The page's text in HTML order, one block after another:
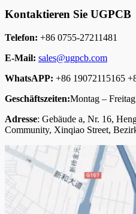
Kontaktieren Sie UGPCB
Telefon: +86 0755-27211481
E-Mail: sales@ugpcb.com
WhatsAPP: +86 19072115165
Geschäftszeiten:Montag –
Adresse: Gebäude a, Nr. 16,
Community, Xinqiao Street,